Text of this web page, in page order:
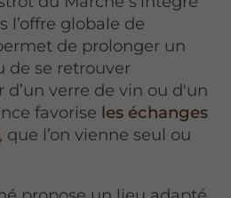
l’offre globale de
de prolonger un
de se retrouver
verre de vin ou d'un
favorise les échanges
, que l’on vienne seul ou